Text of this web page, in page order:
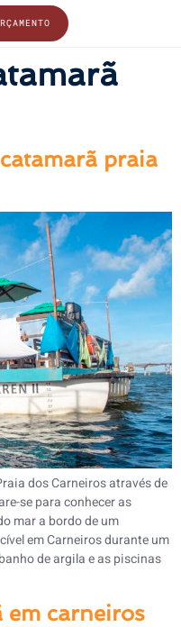
praia
dos Carneiros através de
se para conhecer as
mar a bordo de um
em Carneiros durante um
de argila e as piscinas
em carneiros